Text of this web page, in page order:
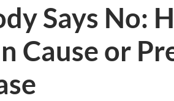
Says No:
Cause or